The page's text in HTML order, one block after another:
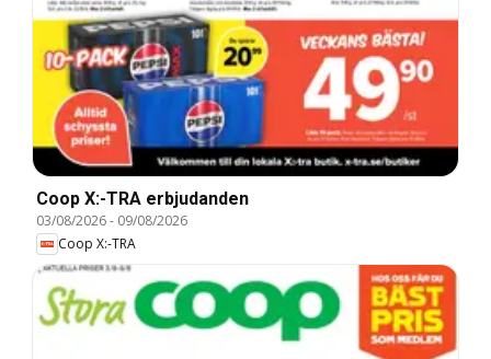
Coop X:-TRA erbjudanden
03/08/2026- 09/08/2026
Coop X:-TRA